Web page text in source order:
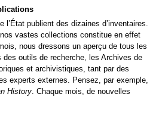
l’État publient des dizaines d’inventaires.
nos vastes collections constitue en effet
nous dressons un aperçu de tous les
outils de recherche, les Archives de
et archivistiques, tant par des
experts externes. Pensez, par exemple,
History. Chaque mois, de nouvelles